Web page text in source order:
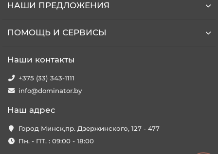
НАШИ ПРЕДЛОЖЕНИЯ
ПОМОЩЬ И СЕРВИСЫ
Наши контакты
+375 (33) 343-1111
info@dominator.by
Наш адрес
Город Минск,пр. Дзержинского, 127 - 477
Пн. - ПТ. : 09:00 - 18:00